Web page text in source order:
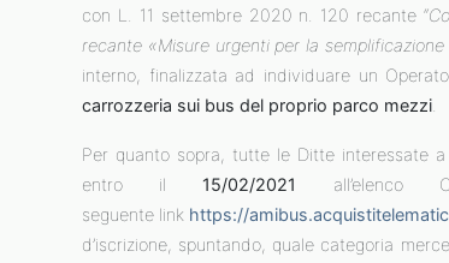
con L. 11 settembre 2020 n. 120 recante “
recante «Misure urgenti per la
interno, finalizzata ad individuare un
carrozzeria sui bus del proprio parco mezzi
Per quanto sopra, tutte le Ditte interessate
entro il 15/02/2021
all’elenco
seguente link https://
d’iscrizione, spuntando, quale categoria